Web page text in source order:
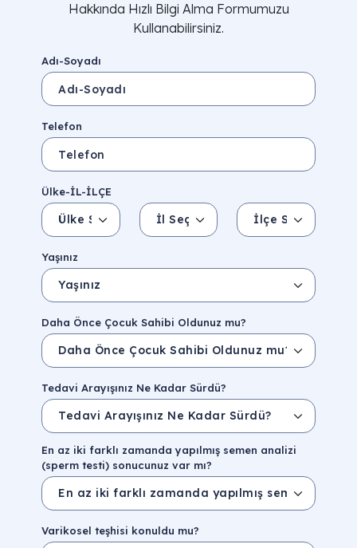
Hakkında Hızlı Bilgi Alma Formumuzu
Kullanabilirsiniz.
Adı-Soyadı
Telefon
Ülke-İL-İLÇE
Ülke Seçin
İl Seçin İlçe Seçin
Yaşınız
Daha Önce Çocuk Sahibi Oldunuz mu?
Tedavi Arayışınız Ne Kadar Sürdü?
En az iki farklı zamanda yapılmış semen analizi
(sperm testi) sonucunuz var mı?
Varikosel teşhisi konuldu mu?